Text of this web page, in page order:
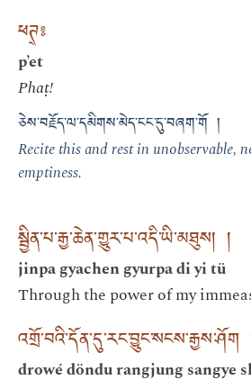
ཕཊ྄༔
p’et
Phaṭ!
ཅེས་བརྗོད་ལ་དམིགས་མེད་ངང་དུ་བཞག་གོ །
Recite this and rest in unobservable,
emptiness.
སྦྱིན་པ་རྒྱ་ཆེན་གྱུར་པ་འདི་ཡི་མཐུས། །
jinpa gyachen gyurpa di yi tü
Through the power of my
འགྲོ་བའི་དོན་དུ་རང་བྱུང་སངས་རྒྱས་ཤོག
drowé döndu rangjung sangye